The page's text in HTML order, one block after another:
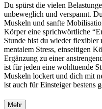
Du spürst die vielen
unbeweglich und verspannt.
Muskeln und sanfte
Körper eine sprichwörtliche
Stunde bist du wieder flexibler
mentalem Stress, einseitigen
Ergänzung zu einer
ist für jeden eine wohltuende
Muskeln lockert und dich mit
ist auch für Einsteiger bestens
Mehr